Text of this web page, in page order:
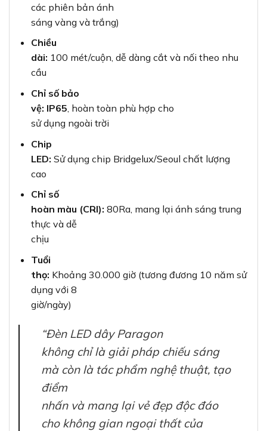
các phiên bản ánh
sáng vàng và trắng)
Chiều
dài: 100 mét/cuộn, dễ dàng cắt và nối theo nhu
cầu
Chỉ số bảo
vệ: IP65 , hoàn toàn phù hợp cho
sử dụng ngoài trời
Chip
LED: Sử dụng chip Bridgelux/Seoul chất lượng
cao
Chỉ số
hoàn màu (CRI): 80Ra, mang lại ánh sáng trung
thực và dễ
chịu
Tuổi
thọ: Khoảng 30.000 giờ (tương đương 10 năm sử
dụng với 8
giờ/ngày)
“Đèn LED dây Paragon
không chỉ là giải pháp chiếu sáng
mà còn là tác phẩm nghệ thuật, tạo
điểm
nhấn và mang lại vẻ đẹp độc đáo
cho không gian ngoại thất của